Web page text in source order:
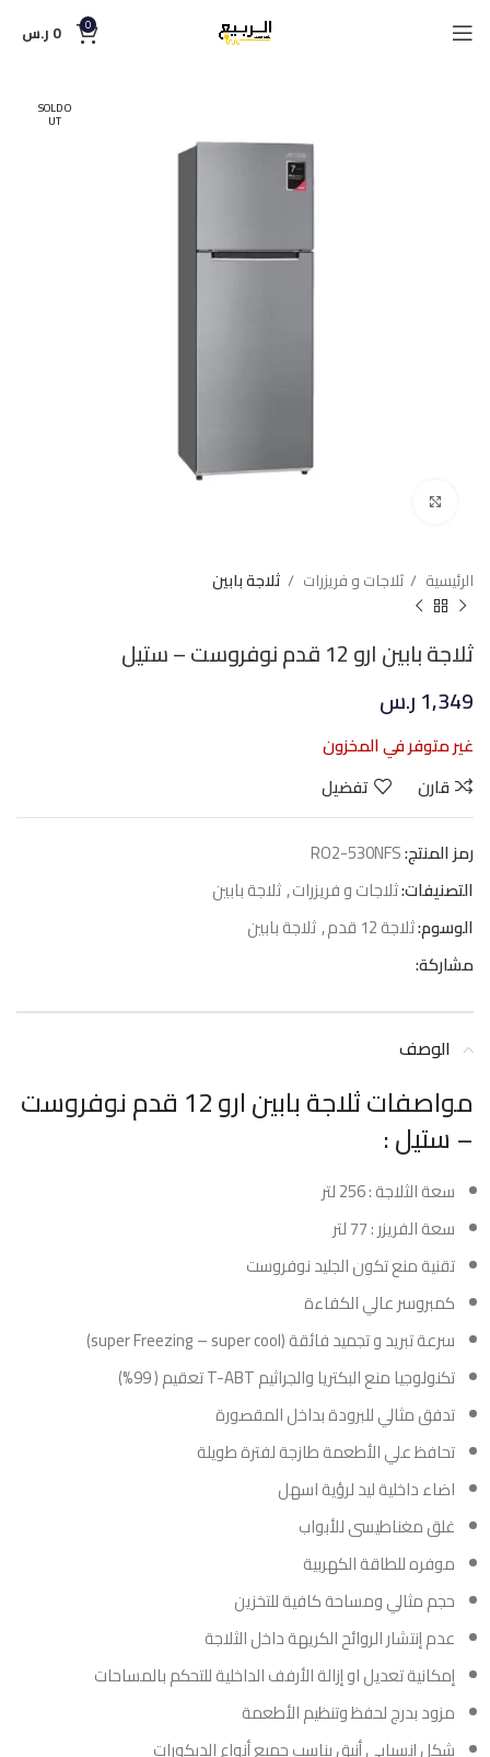
0
0 ر.س
SOLD O
UT
الرئيسية ثلاجات و فريزرات ثلاجة بابين
ثلاجة بابين ارو 12 قدم نوفروست – ستيل
1,349ر.س
غير متوفر في المخزون
قارن
تفضيل
رمز المنتج:RO2-530NFS
التصنيفات:ثلاجات و فريزرات,ثلاجة بابين
الوسوم:ثلاجة 12 قدم ,ثلاجة بابين
مشاركة:
الوصف
مواصفات ثلاجة بابين ارو 12 قدم نوفروست
– ستيل :
سعة الثلاجة : 256 لتر
سعة الفريزر : 77 لتر
تقنية منع تكون الجليد نوفروست
كمبروسر عالي الكفاءة
سرعة تبريد و تجميد فائقة (super Freezing – super cool)
تكنولوجيا منع البكتريا والجراثيم T-ABT تعقيم ( 99%)
تدفق مثالي للبرودة بداخل المقصورة
تحافظ علي الأطعمة طازجة لفترة طويلة
اضاء داخلية ليد لرؤية اسهل
غلق مغناطيسى للأبواب
موفره للطاقة الكهربية
حجم مثالي ومساحة كافية للتخزين
عدم إنتشار الروائح الكريهة داخل الثلاجة
إمكانية تعديل او إزالة الأرفف الداخلية للتحكم بالمساحات
مزود بدرج لحفظ وتنظيم الأطعمة
شكل إنسيابي أنيق يناسب جميع أنواع الديكورات